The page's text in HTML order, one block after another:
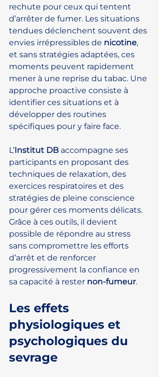
rechute pour ceux qui tentent
d’arrêter de fumer. Les situations
tendues déclenchent souvent des
envies irrépressibles de nicotine,
et sans stratégies adaptées, ces
moments peuvent rapidement
mener à une reprise du tabac. Une
approche proactive consiste à
identifier ces situations et à
développer des routines
spécifiques pour y faire face.
L’Institut DB accompagne ses
participants en proposant des
techniques de relaxation, des
exercices respiratoires et des
stratégies de pleine conscience
pour gérer ces moments délicats.
Grâce à ces outils, il devient
possible de répondre au stress
sans compromettre les efforts
d’arrêt et de renforcer
progressivement la confiance en
sa capacité à rester non-fumeur.
Les effets
physiologiques et
psychologiques du
sevrage